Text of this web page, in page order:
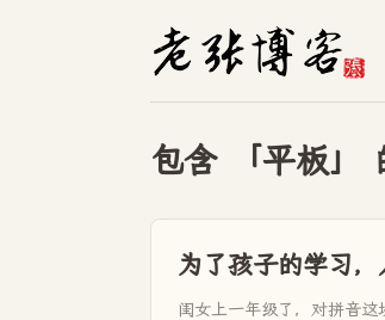
包含 「平板」
为了孩子的学习
闺女上一年级了，对拼音